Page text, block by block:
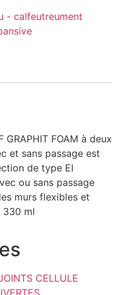
- calfeutreument
FOAM à deux
et sans passage est
de type EI
ou sans passage
murs flexibles et
330 ml